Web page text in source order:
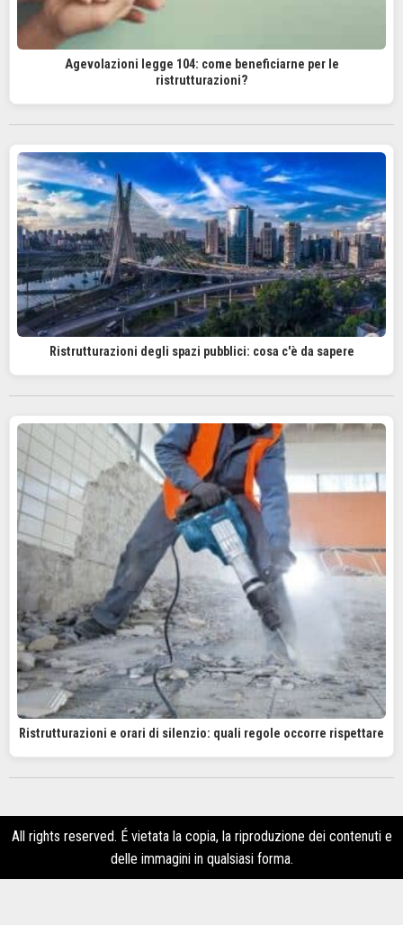
Agevolazioni legge 104: come beneficiarne per le
ristrutturazioni?
Ristrutturazioni degli spazi pubblici: cosa c'è da sapere
Ristrutturazioni e orari di silenzio: quali regole occorre rispettare
All rights reserved. É vietata la copia, la riproduzione dei contenuti e
delle immagini in qualsiasi forma.